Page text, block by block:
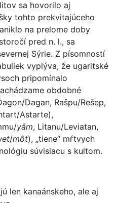
sa hovorilo aj
tohto prekvitajúceho
na prelome doby
pred n. l., sa
Sýrie. Z písomností
vyplýva, že ugaritské
pripomínalo
obdobné
Dagan, Rašpu/Rešep,
Astarte),
yām, Litanu/Leviatan,
/môt), „tiene“ mŕtvych
súvisiacu s kultom.
len kanaánskeho, ale aj